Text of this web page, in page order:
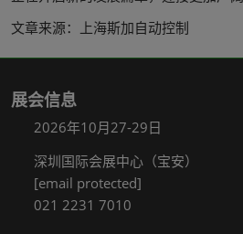
文章来源：上海斯加自动控制
展会信息
2026年10月27-29日
深圳国际会展中心（宝安）
[email protected]
021 2231 7010